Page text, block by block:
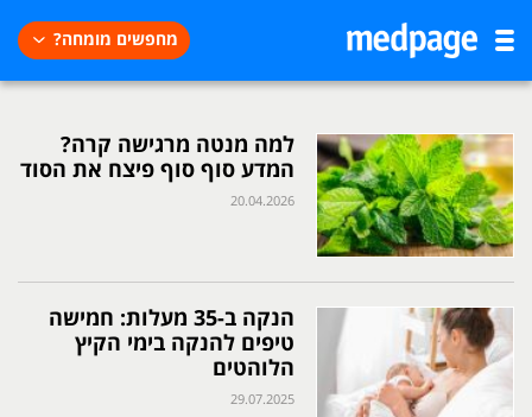
מחפשים מומחה?
למה מנטה מרגישה קרה?
המדע סוף סוף פיצח את הסוד
20.04.2026
הנקה ב-35 מעלות: חמישה
טיפים להנקה בימי הקיץ
הלוהטים
29.07.2025